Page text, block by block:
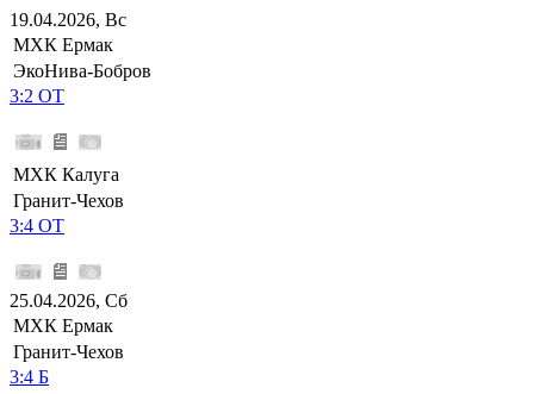
19.04.2026, Вс
МХК Ермак
ЭкоНива-Бобров
3:2 ОТ
МХК Калуга
Гранит-Чехов
3:4 ОТ
25.04.2026, Сб
МХК Ермак
Гранит-Чехов
3:4 Б